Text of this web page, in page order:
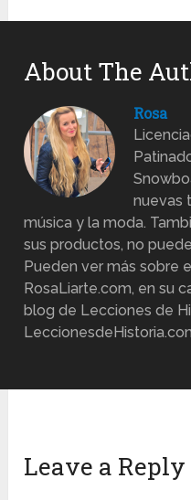
About The
Rosa
nuevas
música y la moda.
sus productos, no
Pueden ver más sobre
RosaLiarte.com, en su
blog de Lecciones de
Leave a Reply